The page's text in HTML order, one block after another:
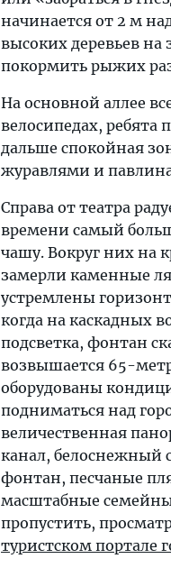
начинается от 2 м
высоких деревьев
покормить рыжих
На основной аллее
велосипедах, ребята
дальше спокойная
журавлями и
Справа от театра
времени самый
чашу. Вокруг них на
замерли каменные
устремлены
когда на каскадных
подсветка, фонтан
возвышается 65-
оборудованы
подниматься над
величественная
канал, белоснежный
фонтан, песчаные
масштабные
пропустить,
туристском портале